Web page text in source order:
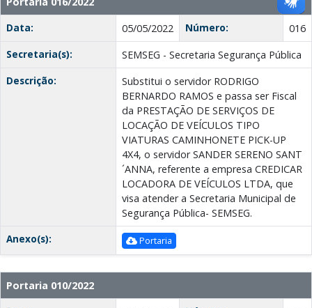
Data:
05/05/2022 Número:
016
Secretaria(s):
SEMSEG - Secretaria Segurança Pública
Descrição:
Substitui o servidor RODRIGO
BERNARDO RAMOS e passa ser Fiscal
da PRESTAÇÃO DE SERVIÇOS DE
LOCAÇÃO DE VEÍCULOS TIPO
VIATURAS CAMINHONETE PICK-UP
4X4, o servidor SANDER SERENO SANT
´ANNA, referente a empresa CREDICAR
LOCADORA DE VEÍCULOS LTDA, que
visa atender a Secretaria Municipal de
Segurança Pública- SEMSEG.
Anexo(s):
Portaria
Portaria 010/2022